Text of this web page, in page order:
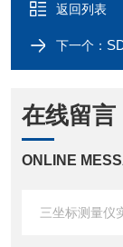
返回列表
下一个：
在线留言
ONLINE